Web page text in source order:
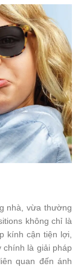
nhà, vừa thường
không chỉ là
kính cận tiện lợi,
là giải pháp
quan đến ánh